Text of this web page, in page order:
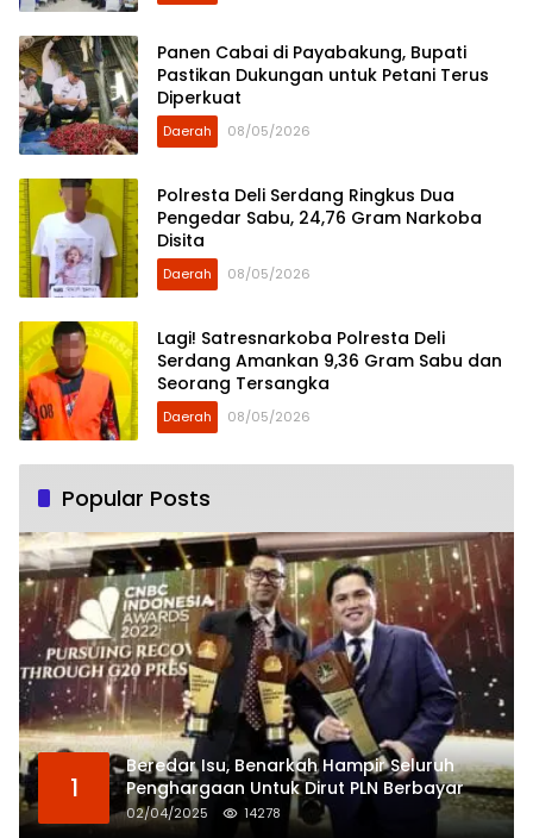
Panen Cabai di Payabakung, Bupati
Pastikan Dukungan untuk Petani Terus
Diperkuat
Daerah 08/05/2026
Polresta Deli Serdang Ringkus Dua
Pengedar Sabu, 24,76 Gram Narkoba
Disita
Daerah 08/05/2026
Lagi! Satresnarkoba Polresta Deli
Serdang Amankan 9,36 Gram Sabu dan
Seorang Tersangka
Daerah 08/05/2026
Popular Posts
1
Beredar Isu, Benarkah Hampir Seluruh
Penghargaan Untuk Dirut PLN Berbayar
02/04/2025 14278